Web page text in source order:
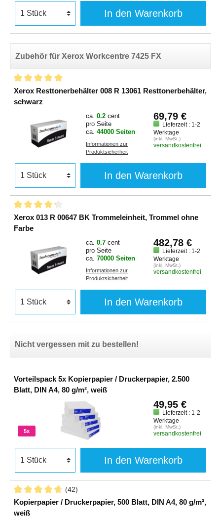
In den Warenkorb
Zubehör für Xerox Workcentre 7425 FX
Xerox Resttonerbehälter 008 R 13061 Resttonerbehälter,
schwarz
ca. 0.2 cent
pro Seite
ca. 44000 Seiten
Informationen zur
Produktsicherheit
69,79 €
Lieferzeit : 1-2
Werktage
(inkl. MwSt.)
versandkostenfrei
In den Warenkorb
Xerox 013 R 00647 BK Trommeleinheit, Trommel ohne
Farbe
ca. 0.7 cent
pro Seite
ca. 70000 Seiten
Informationen zur
Produktsicherheit
482,78 €
Lieferzeit : 1-2
Werktage
(inkl. MwSt.)
versandkostenfrei
In den Warenkorb
Nicht vergessen mit zu bestellen!
Vorteilspack 5x Kopierpapier / Druckerpapier, 2.500
Blatt, DIN A4, 80 g/m², weiß
5x
49,95 €
Lieferzeit : 1-2
Werktage
(inkl. MwSt.)
versandkostenfrei
In den Warenkorb
(42)
Kopierpapier / Druckerpapier, 500 Blatt, DIN A4, 80 g/m²,
weiß